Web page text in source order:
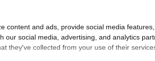
content and ads, provide social media
our social media, advertising, and analytics
they've collected from your use of their